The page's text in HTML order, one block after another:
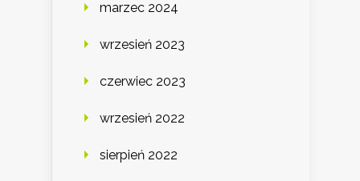
marzec 2024
wrzesień 2023
czerwiec 2023
wrzesień 2022
sierpień 2022